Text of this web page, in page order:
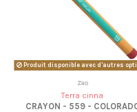
Produit disponible avec d'autres
Zao
Terra cinna
CRAYON - 559 -